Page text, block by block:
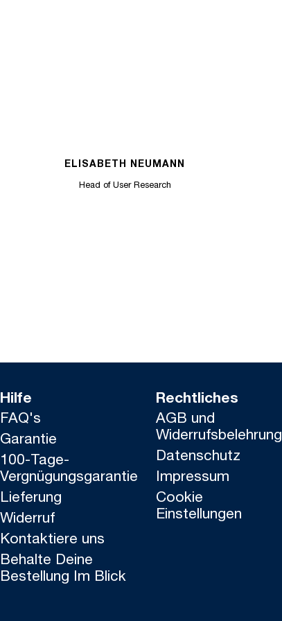
ELISABETH NEUMANN
Head of User Research
Hilfe
FAQ's
Garantie
100-Tage-
Vergnügungsgarantie
Lieferung
Widerruf
Kontaktiere uns
Behalte Deine
Bestellung Im Blick
Rechtliches
AGB und
Widerrufsbelehrung
Datenschutz
Impressum
Cookie
Einstellungen